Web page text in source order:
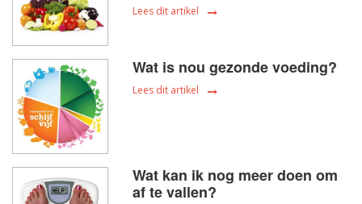
Lees dit artikel
Wat is nou gezonde voeding?
Lees dit artikel
Wat kan ik nog meer doen om
af te vallen?